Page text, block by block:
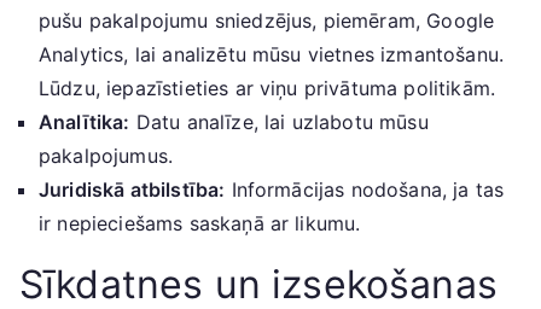
pušu pakalpojumu sniedzējus, piemēram, Google
Analytics, lai analizētu mūsu vietnes izmantošanu.
Lūdzu, iepazīstieties ar viņu privātuma politikām.
Analītika: Datu analīze, lai uzlabotu mūsu
pakalpojumus.
Juridiskā atbilstība: Informācijas nodošana, ja tas
ir nepieciešams saskaņā ar likumu.
Sīkdatnes un izsekošanas